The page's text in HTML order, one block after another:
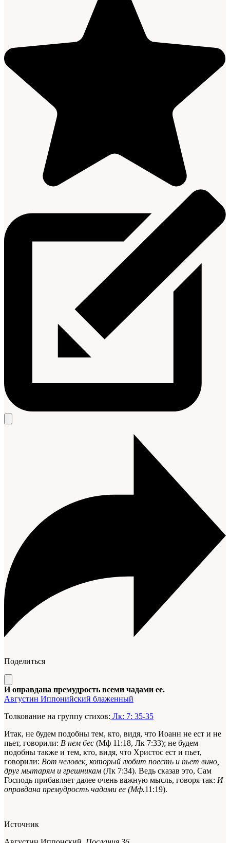
Поделиться
И оправдана премудрость всеми чадами ее.
Августин Иппонийский блаженный
Толкование на группу стихов: Лк: 7: 35-35
Итак, не будем подобны тем, кто, видя, что Иоанн не ест и не
пьет, говорили: В нем бес (Мф 11:18, Лк 7:33); не будем
подобны также и тем, кто, видя, что Христос ест и пьет,
говорили: Вот человек, который любит поесть и пьет вино,
друг мытарям и грешникам (Лк 7:34). Ведь сказав это, Сам
Господь прибавляет далее очень важную мысль, говоря так: И
оправдана премудрость чадами ее (Мф.11:19).
Источник